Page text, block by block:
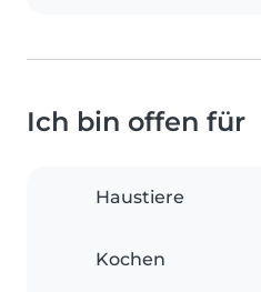
Ich bin offen für
Haustiere
Kochen